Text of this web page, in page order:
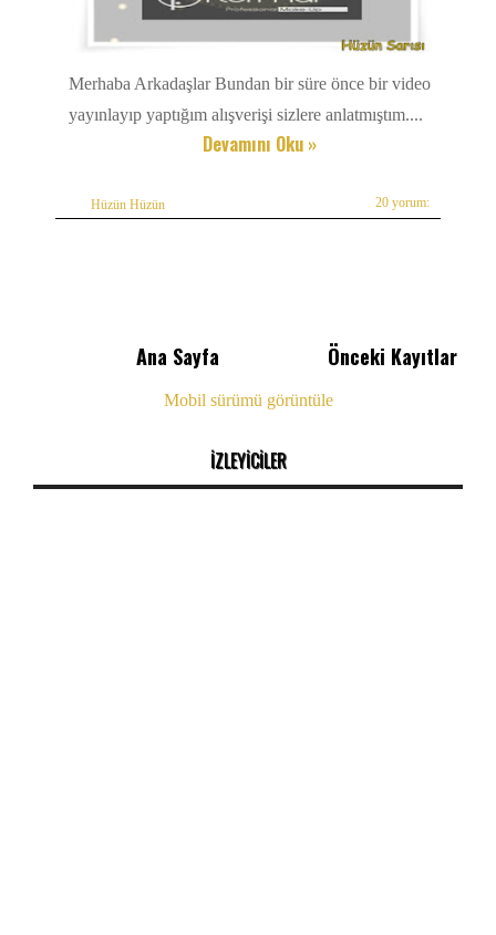
Merhaba Arkadaşlar Bundan bir süre önce bir video
yayınlayıp yaptığım alışverişi sizlere anlatmıştım....
Devamını Oku »
Hüzün Hüzün 20 yorum:
Önceki Kayıtlar
Ana Sayfa
Mobil sürümü görüntüle
İZLEYİCİLER